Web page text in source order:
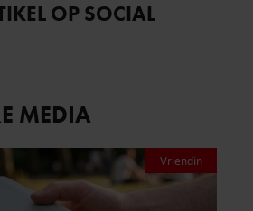
OP SOCIAL
MEDIA
Vriendin